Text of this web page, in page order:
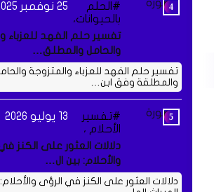
الحلم
بالحيوانات،
25 نوفمبر 2025
تفسير حلم الفهد للعزباء
والحامل والمطلق…
تفسير حلم الفهد للعزباء والمتزوجة
والمطلقة وفق ابن…
تفسير
الأحلام ،
13 يوليو 2026
دلالات العثور على الكنز
والأحلام: بين ال…
دلالات العثور على الكنز في الرؤى